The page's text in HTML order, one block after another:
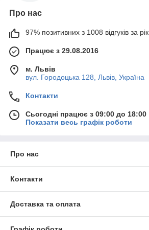
Про нас
97% позитивних з 1008 відгуків за рік
Працює з 29.08.2016
м. Львів
вул. Городоцька 128, Львів, Україна
Контакти
Сьогодні працює з 09:00 до 18:00
Показати весь графік роботи
Про нас
Контакти
Доставка та оплата